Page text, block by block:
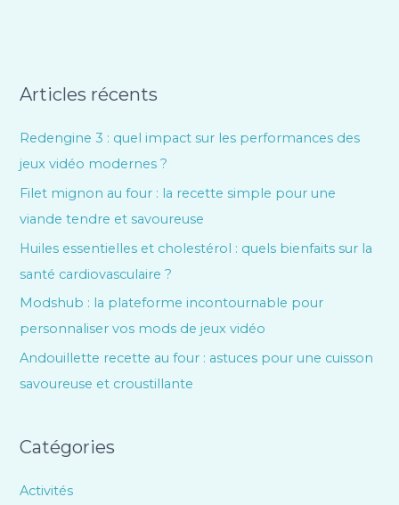
Articles récents
Redengine 3 : quel impact sur les performances des
jeux vidéo modernes ?
Filet mignon au four : la recette simple pour une
viande tendre et savoureuse
Huiles essentielles et cholestérol : quels bienfaits sur la
santé cardiovasculaire ?
Modshub : la plateforme incontournable pour
personnaliser vos mods de jeux vidéo
Andouillette recette au four : astuces pour une cuisson
savoureuse et croustillante
Catégories
Activités